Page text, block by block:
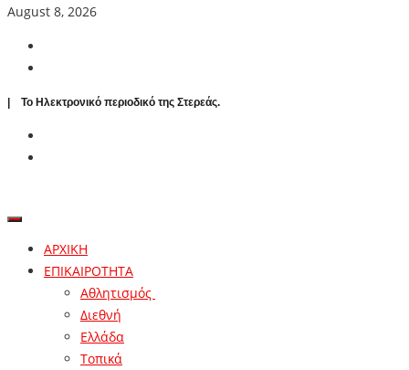
August 8, 2026
| To Ηλεκτρονικό περιοδικό της Στερεάς.
ΑΡΧΙΚΗ
ΕΠΙΚΑΙΡΟΤΗΤΑ
Αθλητισμός
Διεθνή
Ελλάδα
Τοπικά